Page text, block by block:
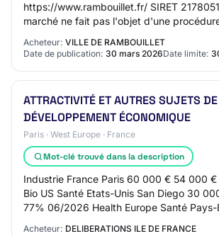
https://www.rambouillet.fr/ SIRET
marché ne fait pas l'objet d'une
Acheteur: VILLE DE RAMBOUILLET
Date de publication: 30 mars 2026Date limite:
ATTRACTIVITÉ ET AUTRES SUJETS DE
DÉVELOPPEMENT ÉCONOMIQUE
Paris · West Europe · France
Mot-clé trouvé dans la description
Industrie France Paris 60 000 € 54 000
Bio US Santé Etats-Unis San Diego 30
77% 06/2026 Health Europe Santé Pays-
Acheteur: DELIBERATIONS ILE DE FRANCE